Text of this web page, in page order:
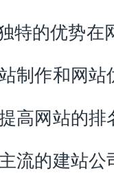
特的优势在
制作和网站
高网站的排
流的建站公